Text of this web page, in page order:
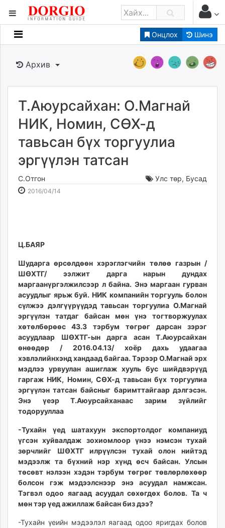
Онцлох Шинэ
Мэдээллийн
Банк санхүү
Бизнес ААН
Төрийн
Нийслэлийн
dorgio.mn
Gogo.mn
caak.mn
news.mn
zindaa.mn
mnb.mn
Livetv.mn
Eguur.mn
24tsag.mn
shuud.mn
eagle.mn
ergelt.mn
zarig.mn
today.mn
zuv.mn
mminfo.mn
ugluu.mn
urlag.mn
unen.mn
shudarga.mn
shuurhai.mn
unuudur.mn
isee.mn
mglradio.com
fact.mn
tumen.mn
Архив
Т.Аюурсайхан: О.Магнай
НИК, Номин, СӨХ-д
тавьсан бүх торгуулиа
эргүүлэн татсан
С.Отгон Улс төр, Бусад
2016/04/14
Ц.БАЯР
Шударга өрсөлдөөн хэрэглэгчийн төлөө газрын /
ШӨХТГ/ ээлжит дарга нарын дундах
маргаанүргэлжилсээр л байна. Энэ маргаан гурван
асуудлыг ярьж буй. НИК компанийн торгууль болон
сүлжээ дэлгүүрүүдэд тавьсан торгуулиа О.Магнай
эргүүлэн татдаг байсан мөн үнэ тогтворжуулах
хөтөлбөрөөс 43.3 тэрбум төгрөг дарсан зэрэг
асуудлаар ШӨХТГ-ын дарга асан Т.Аюурсайхан
өнөөдөр / 2016.04.13/хоёр дахь удаагаа
хэвлэлийнхэнд хандаадбайгаа. Тэрээр О.Магнай эрх
мэдлээ урвуулан ашиглаж хууль бус шийдвэрүүд
гаргаж НИК, Номин, СӨХ-д тавьсан бүх торгуулиа
эргүүлэн татсан байсныг баримттайгаар дэлгэсэн.
Энэ үеэр Т.Аюурсайханаас зарим зүйлийг
тодорууллаа
-Тухайн үед шатахуун экспортолдог компаниуд
үгсэн хуйвалдаж зохиомлоор үнээ нэмсэн тухай
зөрчлийг ШӨХТГ илрүүлсэн тухай олон нийтэд
мэдээлж та бүхний нэр хүнд өсч байсан. Улсын
төсөвт нэлээн хэдэн тэрбум төгрөг төвлөрлөхөөр
болсон гэж мэдээлснээр энэ асуудал намжсан.
Тэгвэл одоо яагаад асуудал сөхөгдөх болов. Та ч
мөн тэр үед ажиллаж байсан биз дээ?
-Тухайн үеийн мэдээлэл яагаад одоо яригдах болов